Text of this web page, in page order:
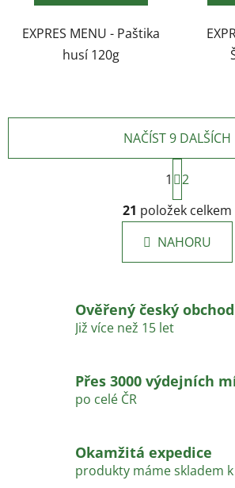
EXPRES MENU - Paštika
husí 120g
O
v
l
á
d
c
í
v
k
p
i
NAČÍST 9 DALŠÍCH
S
t
r
á
n
k
n
í
1
2
21 položek celkem
NAHORU
Ověřený český obchod
Již více než 15 let
Přes 3000 výdejních
po celé ČR
Okamžitá expedice
produkty máme skladem